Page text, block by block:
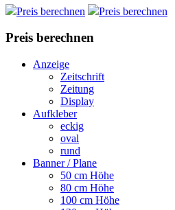
Preis berechnen Preis berechnen
Preis berechnen
Anzeige
Zeitschrift
Zeitung
Display
Aufkleber
eckig
oval
rund
Banner / Plane
50 cm Höhe
80 cm Höhe
100 cm Höhe